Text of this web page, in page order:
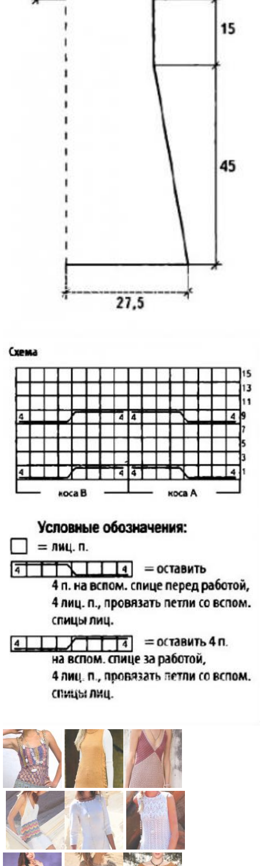
Схема:
полосатый
сарафан
вязание
Схема:
туника-
сарафан с
ажурными
Схема:
летнее
платье-
сарафан с